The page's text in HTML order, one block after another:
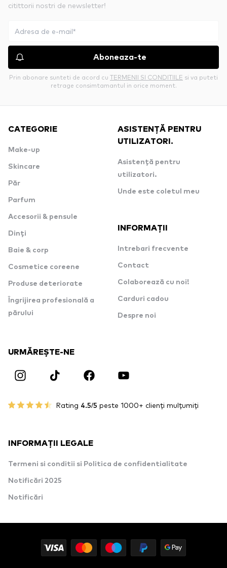
citittorii nostri de newsletter!
Aboneaza-te
Prin abonare sunteti de acord cu TERMENII SI CONDITIILE si va puteti
retrage consimtamantul in orice moment.
CATEGORIE
Make-up
Skincare
Păr
Parfum
Accesorii & pensule
Dinți
Baie & corp
Cosmetice coreene
Produse deteriorate
Îngrijirea profesională a
părului
ASISTENȚĂ PENTRU
UTILIZATORI.
Asistență pentru
utilizatori.
Unde este coletul meu
INFORMAȚII
Intrebari frecvente
Contact
Colaborează cu noi!
Carduri cadou
Despre noi
URMĂREȘTE-NE
Rating 4.5/5 peste 1000+ clienți mulțumiți
INFORMAȚII LEGALE
Termeni si conditii si Politica de confidentialitate
Notificări 2025
Notificări